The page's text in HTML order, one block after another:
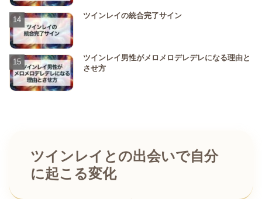
ツインレイの統合完了サイン
ツインレイ男性がメロメロデレデレになる理由と
させ方
ツインレイとの出会いで自分
に起こる変化